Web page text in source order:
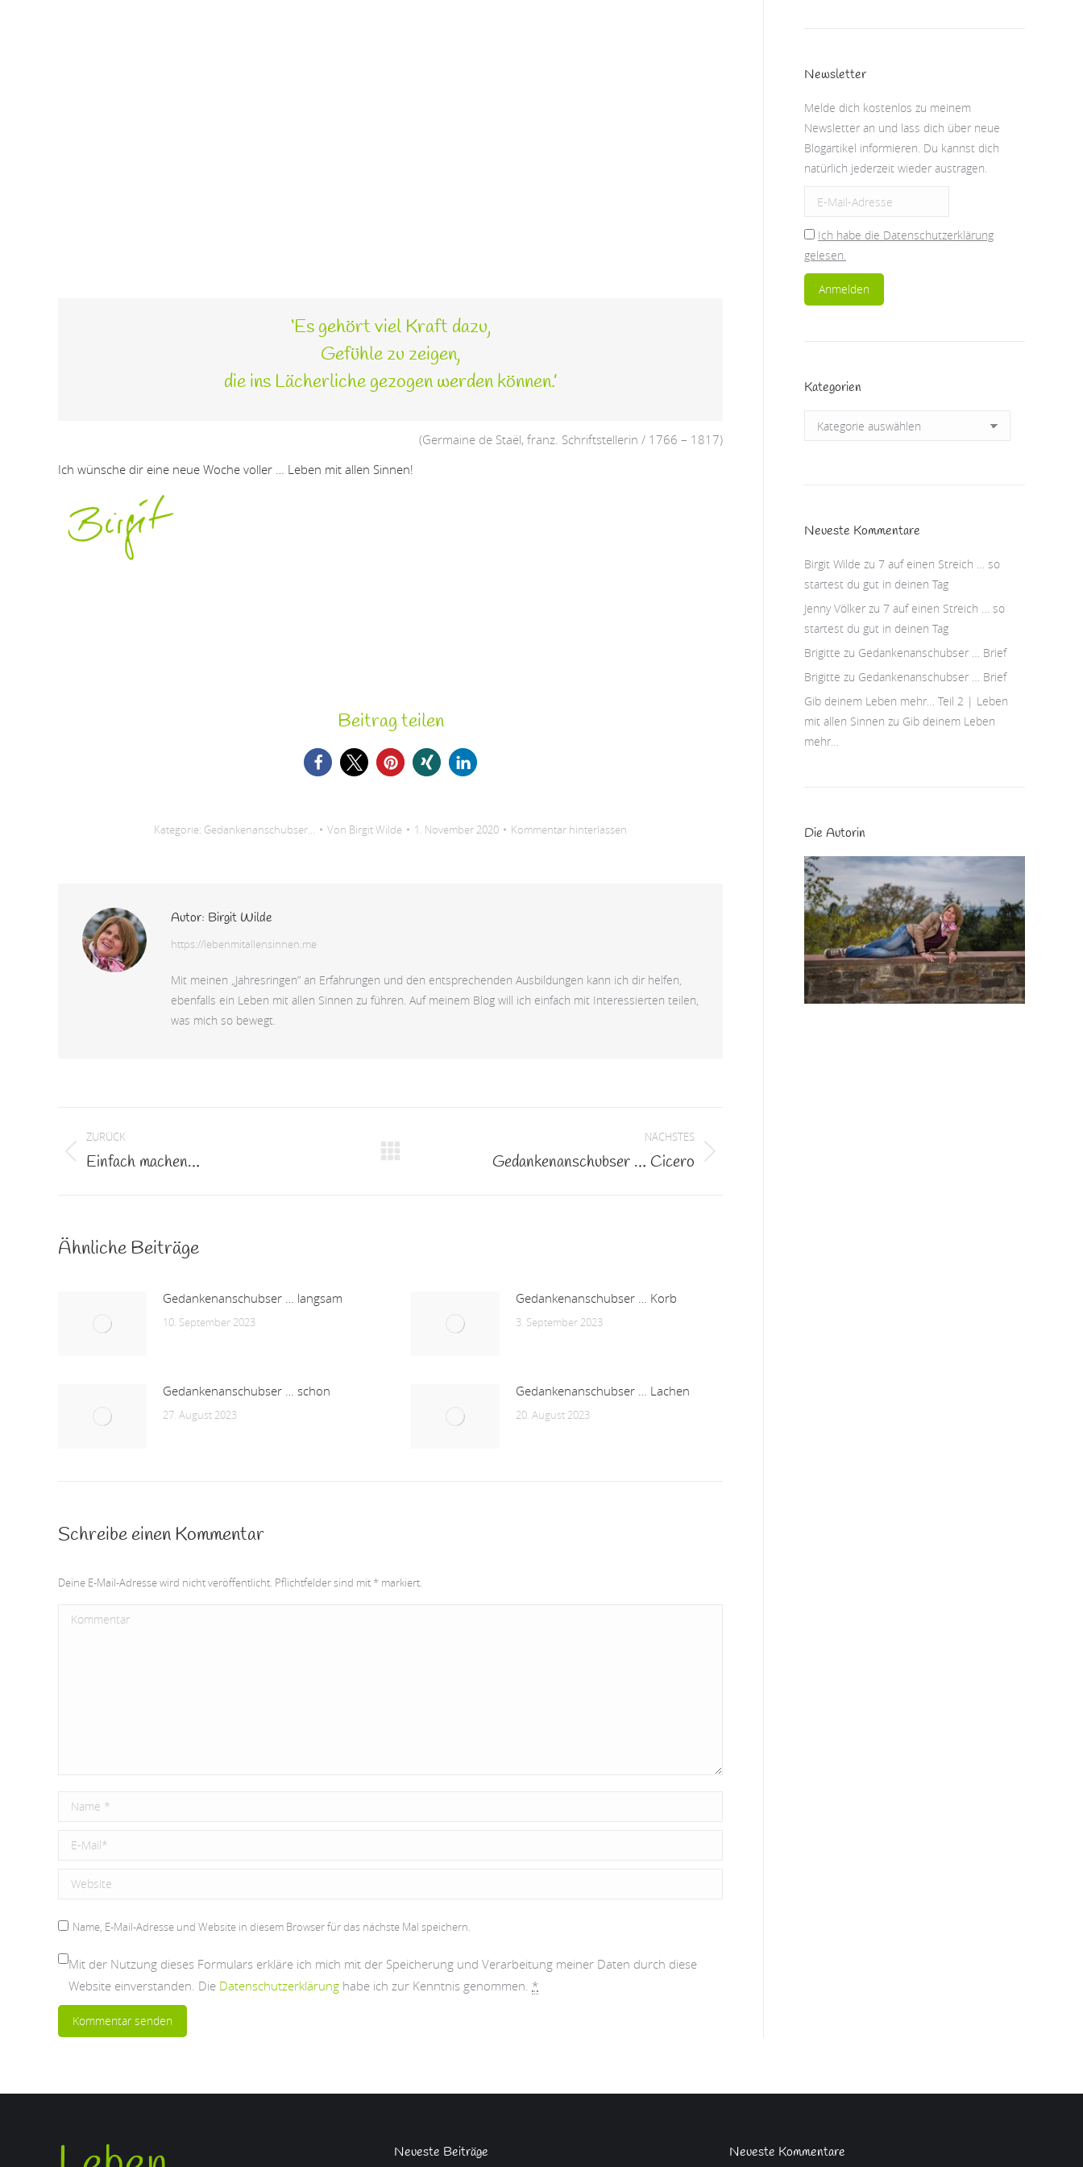
‘Es gehört viel Kraft dazu,
Gefühle zu zeigen,
die ins Lächerliche gezogen werden können.’
(Germaine de Staël, franz. Schriftstellerin / 1766 – 1817)
Ich wünsche dir eine neue Woche voller … Leben mit allen Sinnen!
Beitrag teilen
Kategorie: Gedankenanschubser... Von Birgit Wilde 1. November 2020 Kommentar hinterlassen
Autor: Birgit Wilde
https://lebenmitallensinnen.me
Mit meinen „Jahresringen” an Erfahrungen und den entsprechenden Ausbildungen kann ich dir helfen,
ebenfalls ein Leben mit allen Sinnen zu führen. Auf meinem Blog will ich einfach mit Interessierten teilen,
was mich so bewegt.
Kommentarnavigation
ZURÜCK
Vorheriger
Einfach machen…
NÄCHSTES
Gedankenanschubser … Cicero
Ähnliche Beiträge
Gedankenanschubser … langsam
10. September 2023
Gedankenanschubser … Korb
3. September 2023
Gedankenanschubser … schon
27. August 2023
Gedankenanschubser … Lachen
20. August 2023
Schreibe einen Kommentar
Deine E-Mail-Adresse wird nicht veröffentlicht. Pflichtfelder sind mit* markiert.
Kommentar
Name *
E-Mail *
Website
Name, E-Mail-Adresse und Website in diesem Browser für das nächste Mal speichern.
Mit der Nutzung dieses Formulars erkläre ich mich mit der Speicherung und Verarbeitung meiner Daten durch diese
Website einverstanden. Die Datenschutzerklärung habe ich zur Kenntnis genommen. *
Kommentar senden
Newsletter
Melde dich kostenlos zu meinem
Newsletter an und lass dich über neue
Blogartikel informieren. Du kannst dich
natürlich jederzeit wieder austragen.
Ich habe die Datenschutzerklärung
gelesen.
Kategorien
Kategorien
Neueste Kommentare
Birgit Wilde zu 7 auf einen Streich … so
startest du gut in deinen Tag
Jenny Völker zu 7 auf einen Streich … so
startest du gut in deinen Tag
Brigitte zu Gedankenanschubser … Brief
Brigitte zu Gedankenanschubser … Brief
Gib deinem Leben mehr… Teil 2 | Leben
mit allen Sinnen zu Gib deinem Leben
mehr…
Die Autorin
Neueste Beiträge Neueste Kommentare